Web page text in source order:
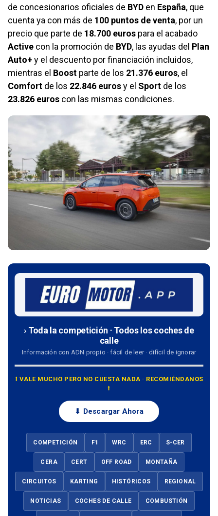
de concesionarios oficiales de BYD en España, que
cuenta ya con más de 100 puntos de venta, por un
precio que parte de 18.700 euros para el acabado
Active con la promoción de BYD, las ayudas del Plan
Auto+y el descuento por financiación incluidos,
mientras el Boost parte de los 21.376 euros, el
Comfort de los 22.846 eurosy el Sport de los
23.826 euros con las mismas condiciones.
› Toda la competición · Todos los coches de
calle
Información con ADN propio · fácil de leer · difícil de ignorar
⭡ VALE MUCHO PERO NO CUESTA NADA · RECOMIÉNDANOS
⭡
⬇ Descargar Ahora
COMPETICIÓN F1 WRC ERC S-CER
CERA CERT OFF ROAD MONTAÑA
CIRCUITOS KARTING HISTÓRICOS REGIONAL
NOTICIAS COCHES DE CALLE COMBUSTIÓN